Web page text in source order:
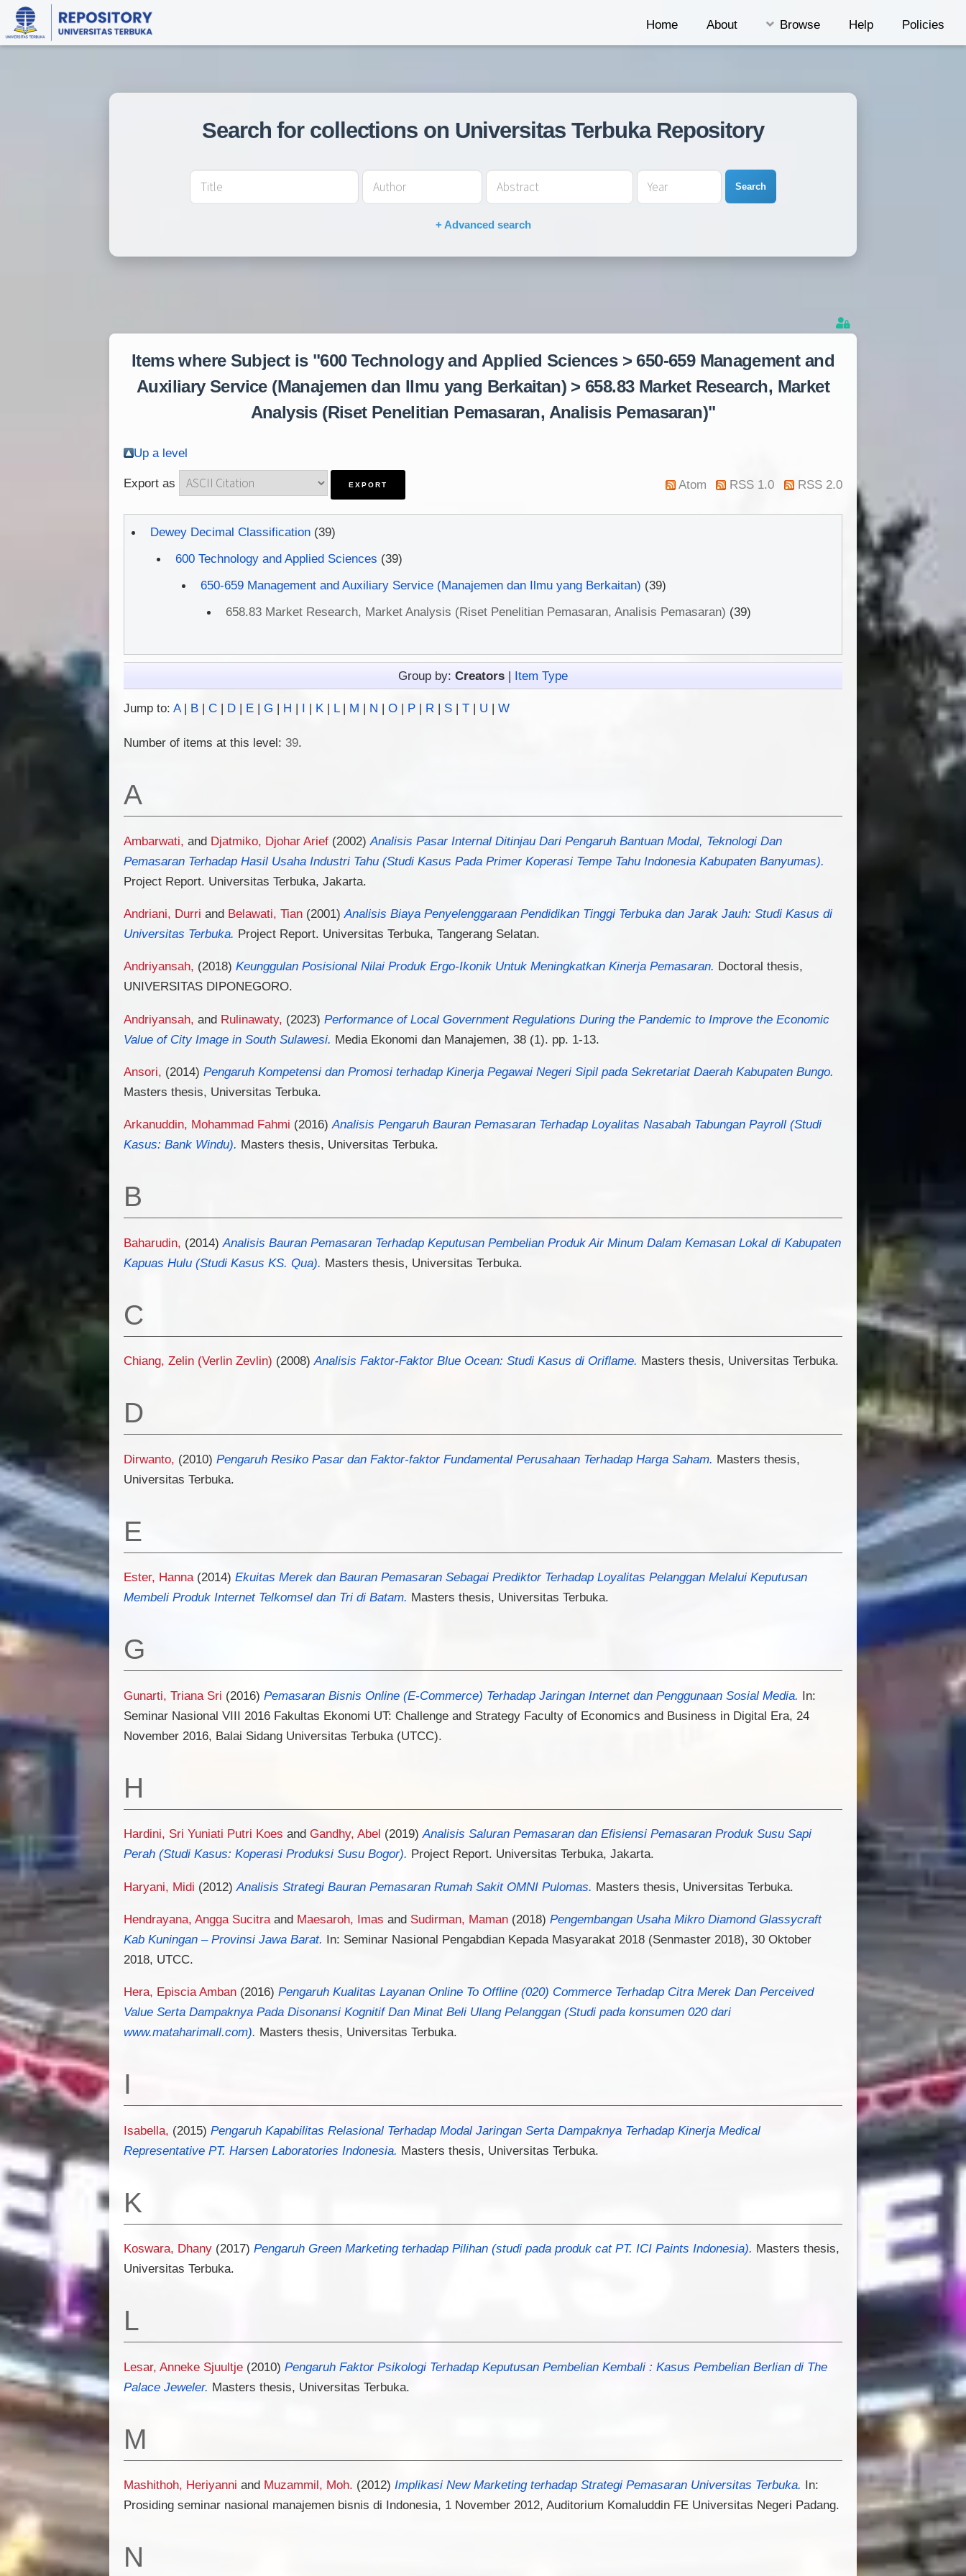
Home About Browse Help Policies
Search for collections on Universitas Terbuka Repository
Search
+ Advanced search
Items where Subject is "600 Technology and Applied Sciences > 650-659 Management and
Auxiliary Service (Manajemen dan Ilmu yang Berkaitan) > 658.83 Market Research, Market
Analysis (Riset Penelitian Pemasaran, Analisis Pemasaran)"
Up a level
Export as Atom RSS 1.0 RSS 2.0
Dewey Decimal Classification(39)
600 Technology and Applied Sciences (39)
650-659 Management and Auxiliary Service (Manajemen dan Ilmu yang Berkaitan) (39)
658.83 Market Research, Market Analysis (Riset Penelitian Pemasaran, Analisis Pemasaran) (39)
Group by: Creators | Item Type
Jump to: A| B | C | D | E | G | H | I | K | L| M | N | O | P | R | S | T | U | W
Number of items at this level: 39.
A
Ambarwati, and Djatmiko, Djohar Arief (2002) Analisis Pasar Internal Ditinjau Dari Pengaruh Bantuan Modal, Teknologi Dan
Pemasaran Terhadap Hasil Usaha Industri Tahu (Studi Kasus Pada Primer Koperasi Tempe Tahu Indonesia Kabupaten Banyumas).
Project Report. Universitas Terbuka, Jakarta.
Andriani, Durri and Belawati, Tian (2001) Analisis Biaya Penyelenggaraan Pendidikan Tinggi Terbuka dan Jarak Jauh: Studi Kasus di
Universitas Terbuka. Project Report. Universitas Terbuka, Tangerang Selatan.
Andriyansah, (2018) Keunggulan Posisional Nilai Produk Ergo-Ikonik Untuk Meningkatkan Kinerja Pemasaran. Doctoral thesis,
UNIVERSITAS DIPONEGORO.
Andriyansah, and Rulinawaty, (2023) Performance of Local Government Regulations During the Pandemic to Improve the Economic
Value of City Image in South Sulawesi. Media Ekonomi dan Manajemen, 38 (1). pp. 1-13.
Ansori, (2014) Pengaruh Kompetensi dan Promosi terhadap Kinerja Pegawai Negeri Sipil pada Sekretariat Daerah Kabupaten Bungo.
Masters thesis, Universitas Terbuka.
Arkanuddin, Mohammad Fahmi (2016)Analisis Pengaruh Bauran Pemasaran Terhadap Loyalitas Nasabah Tabungan Payroll (Studi
Kasus: Bank Windu). Masters thesis, Universitas Terbuka.
B
Baharudin, (2014) Analisis Bauran Pemasaran Terhadap Keputusan Pembelian Produk Air Minum Dalam Kemasan Lokal di Kabupaten
Kapuas Hulu (Studi Kasus KS. Qua). Masters thesis, Universitas Terbuka.
C
Chiang, Zelin (Verlin Zevlin) (2008)Analisis Faktor-Faktor Blue Ocean: Studi Kasus di Oriflame. Masters thesis, Universitas Terbuka.
D
Dirwanto, (2010) Pengaruh Resiko Pasar dan Faktor-faktor Fundamental Perusahaan Terhadap Harga Saham. Masters thesis,
Universitas Terbuka.
E
Ester, Hanna(2014) Ekuitas Merek dan Bauran Pemasaran Sebagai Prediktor Terhadap Loyalitas Pelanggan Melalui Keputusan
Membeli Produk Internet Telkomsel dan Tri di Batam. Masters thesis, Universitas Terbuka.
G
Gunarti, Triana Sri (2016) Pemasaran Bisnis Online (E-Commerce) Terhadap Jaringan Internet dan Penggunaan Sosial Media. In:
Seminar Nasional VIII 2016 Fakultas Ekonomi UT: Challenge and Strategy Faculty of Economics and Business in Digital Era, 24
November 2016, Balai Sidang Universitas Terbuka (UTCC).
H
Hardini, Sri Yuniati Putri Koes and Gandhy, Abel (2019)Analisis Saluran Pemasaran dan Efisiensi Pemasaran Produk Susu Sapi
Perah (Studi Kasus: Koperasi Produksi Susu Bogor). Project Report. Universitas Terbuka, Jakarta.
Haryani, Midi (2012) Analisis Strategi Bauran Pemasaran Rumah Sakit OMNI Pulomas. Masters thesis, Universitas Terbuka.
Hendrayana, Angga Sucitra and Maesaroh, Imas and Sudirman, Maman (2018) Pengembangan Usaha Mikro Diamond Glassycraft
Kab Kuningan – Provinsi Jawa Barat. In: Seminar Nasional Pengabdian Kepada Masyarakat 2018 (Senmaster 2018), 30 Oktober
2018, UTCC.
Hera, Episcia Amban (2016) Pengaruh Kualitas Layanan Online To Offline (020) Commerce Terhadap Citra Merek Dan Perceived
Value Serta Dampaknya Pada Disonansi Kognitif Dan Minat Beli Ulang Pelanggan (Studi pada konsumen 020 dari
www.mataharimall.com). Masters thesis, Universitas Terbuka.
I
Isabella, (2015) Pengaruh Kapabilitas Relasional Terhadap Modal Jaringan Serta Dampaknya Terhadap Kinerja Medical
Representative PT. Harsen Laboratories Indonesia. Masters thesis, Universitas Terbuka.
K
Koswara, Dhany (2017) Pengaruh Green Marketing terhadap Pilihan (studi pada produk cat PT. ICI Paints Indonesia). Masters thesis,
Universitas Terbuka.
L
Lesar, Anneke Sjuultje (2010) Pengaruh Faktor Psikologi Terhadap Keputusan Pembelian Kembali : Kasus Pembelian Berlian di The
Palace Jeweler. Masters thesis, Universitas Terbuka.
M
Mashithoh, Heriyanni and Muzammil, Moh. (2012) Implikasi New Marketing terhadap Strategi Pemasaran Universitas Terbuka. In:
Prosiding seminar nasional manajemen bisnis di Indonesia, 1 November 2012, Auditorium Komaluddin FE Universitas Negeri Padang.
N